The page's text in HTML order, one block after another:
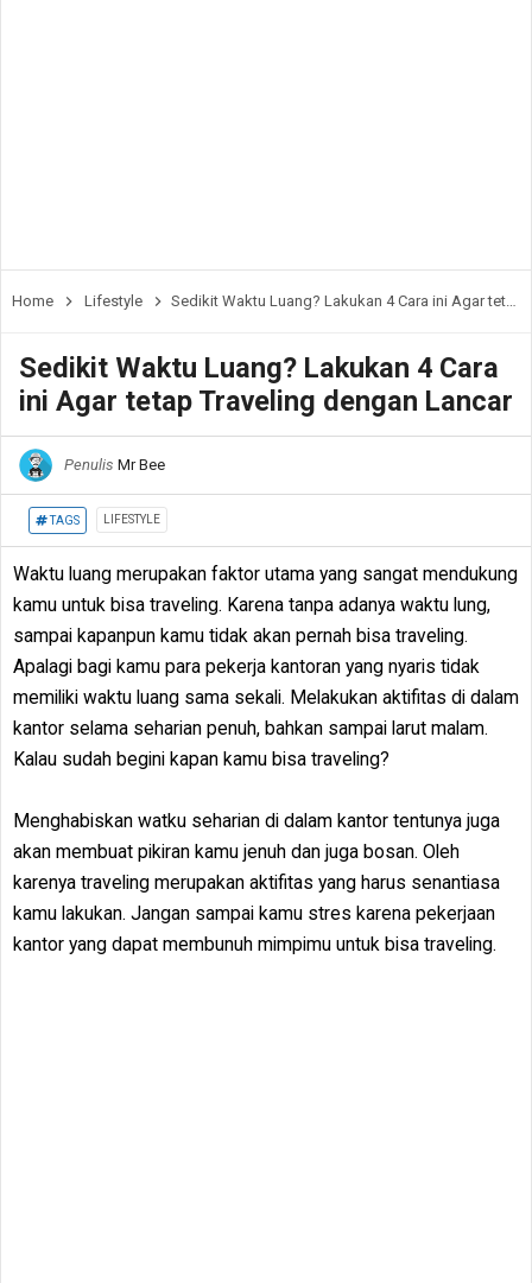
Home Lifestyle Sedikit Waktu Luang? Lakukan 4 Cara ini Agar tetap Traveling dengan Lancar
Sedikit Waktu Luang? Lakukan 4 Cara
ini Agar tetap Traveling dengan Lancar
Penulis Mr Bee
TAGS LIFESTYLE
Waktu luang merupakan faktor utama yang sangat mendukung
kamu untuk bisa traveling. Karena tanpa adanya waktu lung,
sampai kapanpun kamu tidak akan pernah bisa traveling.
Apalagi bagi kamu para pekerja kantoran yang nyaris tidak
memiliki waktu luang sama sekali. Melakukan aktifitas di dalam
kantor selama seharian penuh, bahkan sampai larut malam.
Kalau sudah begini kapan kamu bisa traveling?
Menghabiskan watku seharian di dalam kantor tentunya juga
akan membuat pikiran kamu jenuh dan juga bosan. Oleh
karenya traveling merupakan aktifitas yang harus senantiasa
kamu lakukan. Jangan sampai kamu stres karena pekerjaan
kantor yang dapat membunuh mimpimu untuk bisa traveling.